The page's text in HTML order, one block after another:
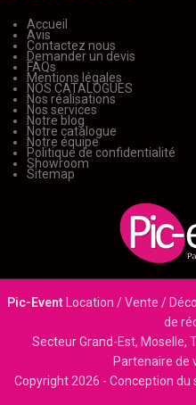
Accueil
Avis
Contactez nous
Demander un devis
FAQs
Mentions légales
NOS CATALOGUES
Nos réalisations
Nos services
Notre blog
Notre catalogue
Notre équipe
Politique de confidentialité
Showroom
Sitemap
Pic-EventLocation / Vente /
de
Secteur Grand-Est, Moselle,
Partenaire de
Copyright 2026 - Conception du